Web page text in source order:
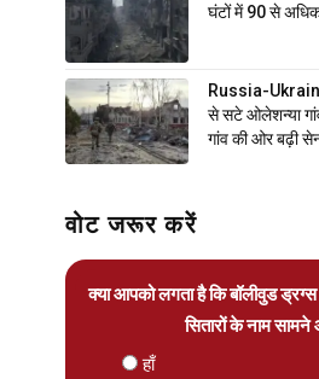
घंटों में 90 से अधिक
Russia-
से सटे ओलेशन्या
गांव की ओर बढ़ी
वोट जरूर करें
क्या आपको लगता है कि बॉलीवुड
सितारों के नाम
हाँ